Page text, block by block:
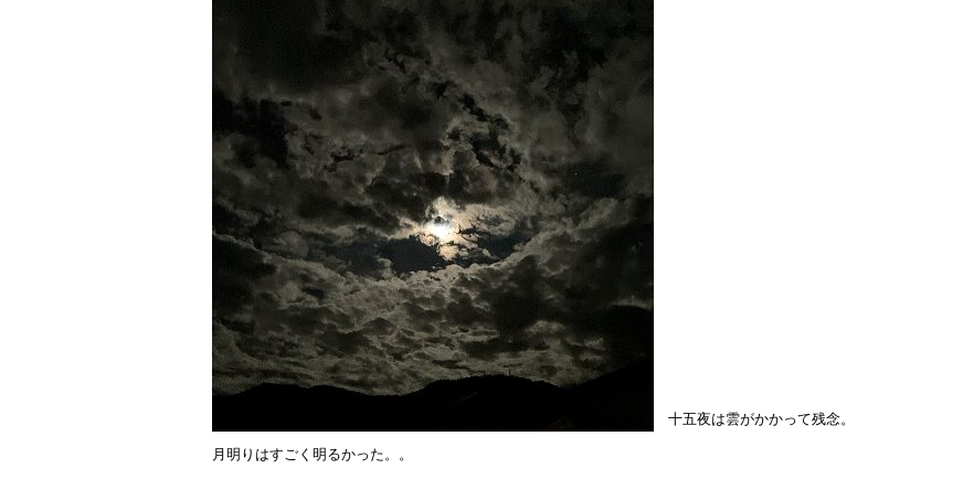
十五夜は雲がかかって残念。
月明りはすごく明るかった。。